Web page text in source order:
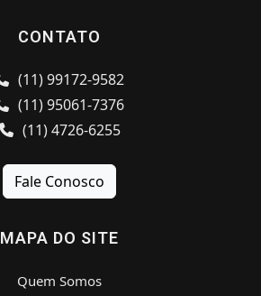
CONTATO
(11) 99172-9582
(11) 95061-7376
(11) 4726-6255
Fale Conosco
MAPA DO SITE
Quem Somos